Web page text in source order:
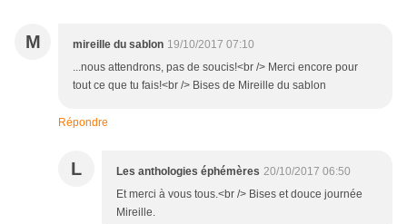
M mireille du sablon 19/10/2017 07:10
...nous attendrons, pas de soucis!<br /> Merci encore pour
tout ce que tu fais!<br /> Bises de Mireille du sablon
Répondre
L Les anthologies éphémères 20/10/2017 06:50
Et merci à vous tous.<br /> Bises et douce journée
Mireille.